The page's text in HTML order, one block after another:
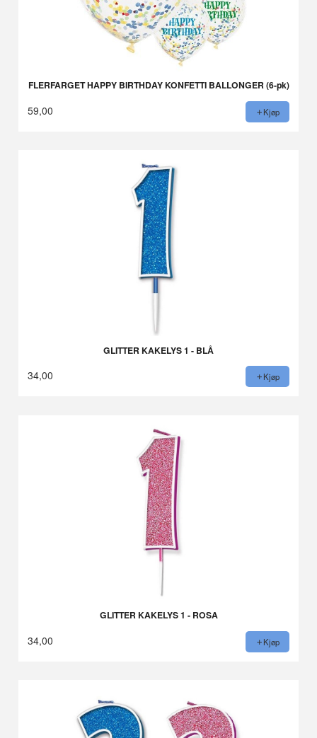
FLERFARGET HAPPY BIRTHDAY KONFETTI BALLONGER (6-pk)
59,00 Kjøp
GLITTER KAKELYS 1 - BLÅ
34,00 Kjøp
GLITTER KAKELYS 1 - ROSA
34,00 Kjøp